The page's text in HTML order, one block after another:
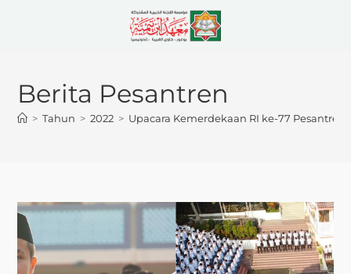
Berita Pesantren
> Tahun > 2022 > Upacara Kemerdekaan RI ke-77